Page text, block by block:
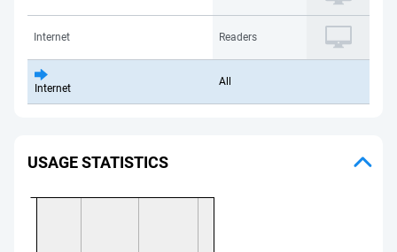
Internet Readers
Internet
All
USAGE STATISTICS